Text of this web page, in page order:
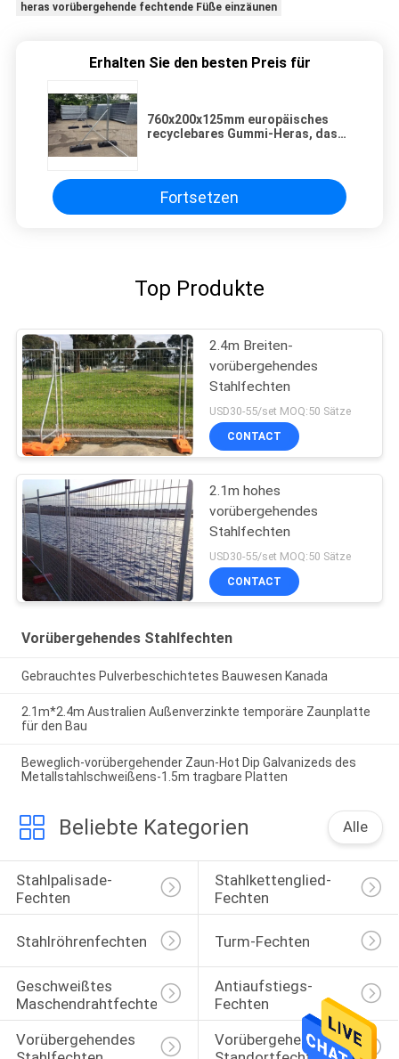
heras vorübergehende fechtende Füße einzäunen
Erhalten Sie den besten Preis für
760x200x125mm europäisches
recyclebares Gummi-Heras, das
Fortsetzen
Top Produkte
2.4m Breiten-
vorübergehendes
Stahlfechten
USD30-55/set MOQ:50 Sätze
CONTACT
2.1m hohes
vorübergehendes
Stahlfechten
USD30-55/set MOQ:50 Sätze
CONTACT
Vorübergehendes Stahlfechten
Gebrauchtes Pulverbeschichtetes Bauwesen Kanada
2.1m*2.4m Australien Außenverzinkte temporäre Zaunplatte
für den Bau
Beweglich-vorübergehender Zaun-Hot Dip Galvanizeds des
Metallstahlschweißens-1.5m tragbare Platten
Beliebte Kategorien Alle
Stahlpalisade-
Fechten
Stahlkettenglied-
Fechten
Stahlröhrenfechten Turm-Fechten
Geschweißtes
Maschendrahtfechten
Antiaufstiegs-
Fechten
Vorübergehendes
Vorübergehendes